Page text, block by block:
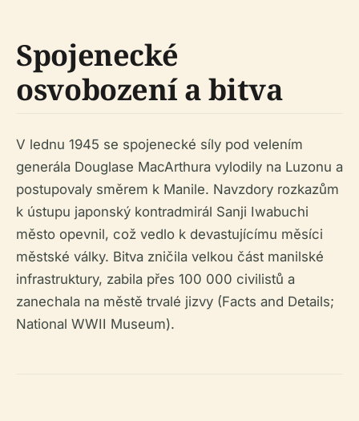
Spojenecké
osvobození a bitva
V lednu 1945 se spojenecké síly pod velením
generála Douglase MacArthura vylodily na Luzonu a
postupovaly směrem k Manile. Navzdory rozkazům
k ústupu japonský kontradmirál Sanji Iwabuchi
město opevnil, což vedlo k devastujícímu měsíci
městské války. Bitva zničila velkou část manilské
infrastruktury, zabila přes 100 000 civilistů a
zanechala na městě trvalé jizvy (Facts and Details;
National WWII Museum).